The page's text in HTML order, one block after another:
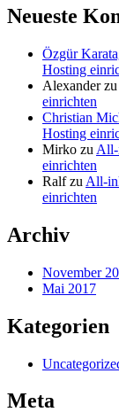
Neueste
Özgür
Hosting
Alexanderzu
einrichten
Christian
Hosting
Mirko zu All-
einrichten
Ralfzu All-
einrichten
Archiv
November
Mai 2017
Kategorien
Meta